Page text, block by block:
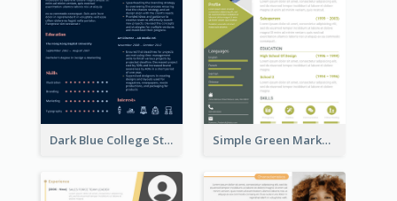
Dark Blue College Student Resume Simple Green Marketer Resume